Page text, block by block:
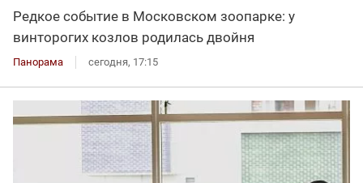
Редкое событие в Московском зоопарке: у
винторогих козлов родилась двойня
Панорама сегодня, 17:15